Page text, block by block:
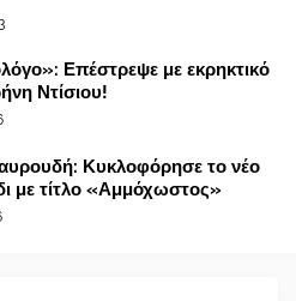
Επέστρεψε με εκρηκτικό
Ντίσιου!
Κυκλοφόρησε το νέο
με τίτλο «Αμμόχωστος»